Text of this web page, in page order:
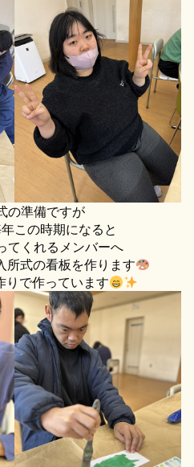
の準備ですが
この時期になると
てくれるメンバーへ
所式の看板を作ります
りで作っています